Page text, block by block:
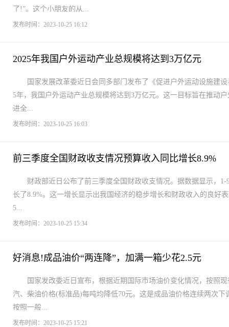
了!”。这个小朋友的从...
发布时间：2023-10-25 16:12
2025年我国户外运动产业总规模将达到3万亿元
国家发展改革委近日会同多部门发布了《促进户外运动设施建
5年，我国户外运动产业总规模将达到3万亿元。这一目标旨在推动
进全...
发布时间：2023-10-25 16:03
前三季度全国财政收支情况预算收入同比增长8.9%
财政部近日公布了前三季度全国财政收支情况。据数据显示，
长了8.9%。这一增长显示出我国经济的稳步增长和财政收入的良好
5...
发布时间：2023-10-25 15:34
好消息!成品油价“两连降”，加满一箱少花2.5元
国家发改委近日宣布，根据近期国际市场油价变化情况，按照
汽、柴油价格(标准品)每吨均降低70元。这是成品油价格连续两次
按照一般...
发布时间：2023-10-25 15:21